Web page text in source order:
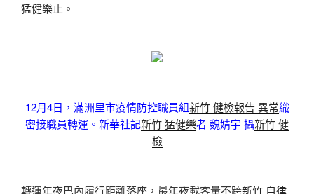
猛健樂止。
12月4日，滿洲里市疫情防控職員組新竹 健檢報告 異常織
密接職員轉運。新華社記新竹 猛健樂者 魏婧宇 攝新竹 健
檢
轉運年夜巴內履行距離落座，最年夜載客量不跨新竹 自律